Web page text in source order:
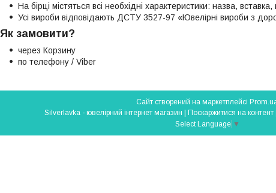
На бірці містяться всі необхідні характеристики: назва,
Усі вироби відповідають ДСТУ 3527-97 «Ювелірні вироби з
Як замовити?
через Корзину
по телефону / Viber
Сайт створений на маркетплейсі
Silverlavka - ювелірний інтернет магазин | Поскаржитися на контент |
Select Language ▼